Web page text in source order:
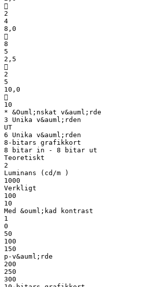

2
4
8,0

8
5
2,5

2
5
10,0

10
* &Ouml;nskat v&auml;rde
3 Unika v&auml;rden
UT
6 Unika v&auml;rden
8-bitars grafikkort
8 bitar in - 8 bitar ut
Teoretiskt
2
Luminans (cd/m )
1000
Verkligt
100
10
Med &ouml;kad kontrast
1
0
50
100
150
p-v&auml;rde
200
250
300